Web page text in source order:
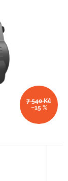
7 540 Kč
–15 %